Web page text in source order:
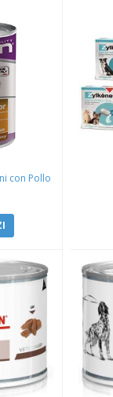
con Pollo